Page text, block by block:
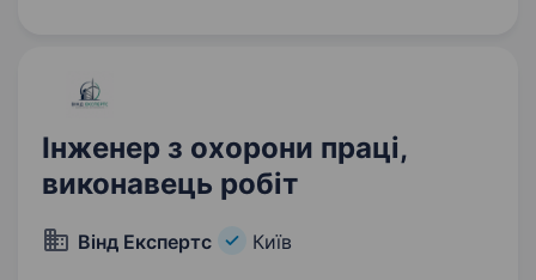
Інженер з охорони праці,
виконавець робіт
Вінд Експертс Київ